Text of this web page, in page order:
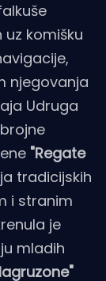
komišku
njegovanja
Udruga
"Regate
tradicijskih
i stranim
je
mladih